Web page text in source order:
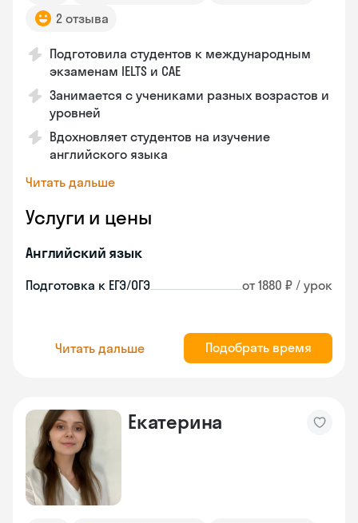
2 отзыва
Подготовила студентов к международным
экзаменам IELTS и CAE
Занимается с учениками разных возрастов и
уровней
Вдохновляет студентов на изучение
английского языка
Читать дальше
Услуги и цены
Английский язык
Подготовка к ЕГЭ/ОГЭ от 1880 ₽ / урок
Читать дальше Подобрать время
Екатерина